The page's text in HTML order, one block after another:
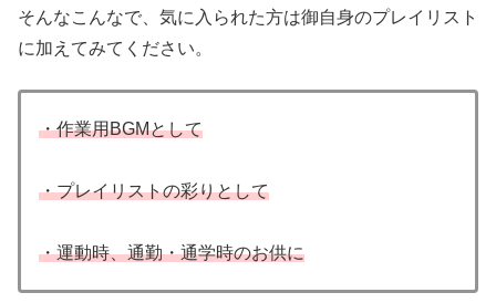
そんなこんなで、気に入られた方は御自身のプレイリスト
に加えてみてください。
・作業用BGMとして
・プレイリストの彩りとして
・運動時、通勤・通学時のお供に